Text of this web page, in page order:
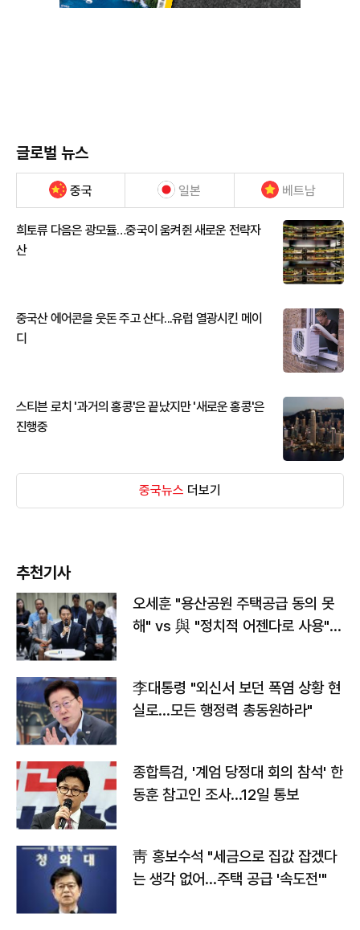
글로벌 뉴스
중국 일본 베트남
희토류 다음은 광모듈…중국이 움켜쥔 새로운 전략자
산
중국산 에어콘을 웃돈 주고 산다...유럽 열광시킨 메이
디
스티븐 로치 '과거의 홍콩'은 끝났지만 '새로운 홍콩'은
진행중
중국뉴스 더보기
추천기사
오세훈 "용산공원 주택공급 동의 못
해" vs 與 "정치적 어젠다로 사용"
李대통령 "외신서 보던 폭염 상황 현
실로…모든 행정력 총동원하라"
종합특검, '계엄 당정대 회의 참석' 한
동훈 참고인 조사...12일 통보
靑 홍보수석 "세금으로 집값 잡겠다
는 생각 없어…주택 공급 '속도전'"